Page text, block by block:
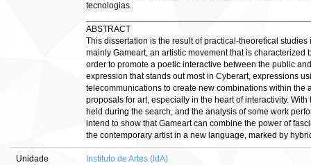
tecnologias.
ABSTRACT
This dissertation is the result of practical-theoretical
mainly Gameart, an artistic movement that is characterized
order to promote a poetic interactive between the public
expression that stands out most in Cyberart, expressions
telecommunications to create new combinations within the
proposals for art, especially in the heart of interactivity.
held during the search, and the analysis of some work
intend to show that Gameart can combine the power of
the contemporary artist in a new language, marked by
Unidade
Instituto de Artes (IdA)